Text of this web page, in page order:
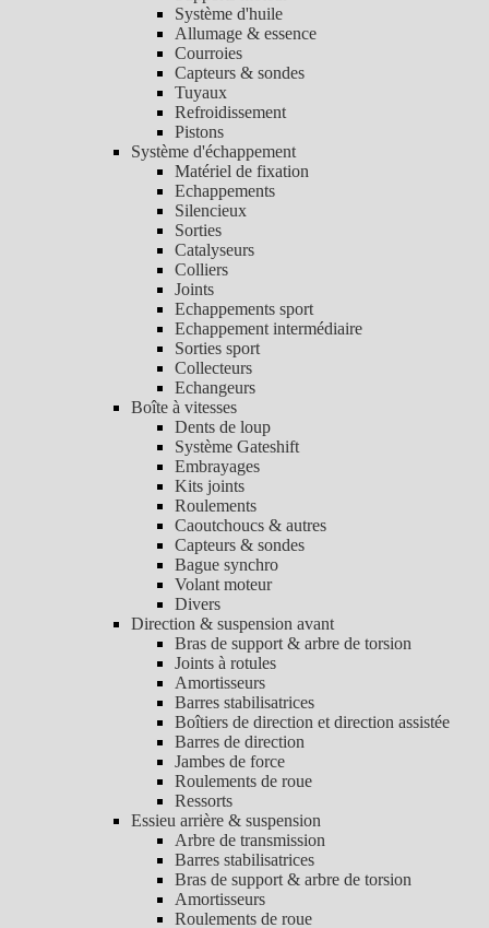
Système d'huile
Allumage & essence
Courroies
Capteurs & sondes
Tuyaux
Refroidissement
Pistons
Système d'échappement
Matériel de fixation
Echappements
Silencieux
Sorties
Catalyseurs
Colliers
Joints
Echappements sport
Echappement intermédiaire
Sorties sport
Collecteurs
Echangeurs
Boîte à vitesses
Dents de loup
Système Gateshift
Embrayages
Kits joints
Roulements
Caoutchoucs & autres
Capteurs & sondes
Bague synchro
Volant moteur
Divers
Direction & suspension avant
Bras de support & arbre de torsion
Joints à rotules
Amortisseurs
Barres stabilisatrices
Boîtiers de direction et direction assistée
Barres de direction
Jambes de force
Roulements de roue
Ressorts
Essieu arrière & suspension
Arbre de transmission
Barres stabilisatrices
Bras de support & arbre de torsion
Amortisseurs
Roulements de roue